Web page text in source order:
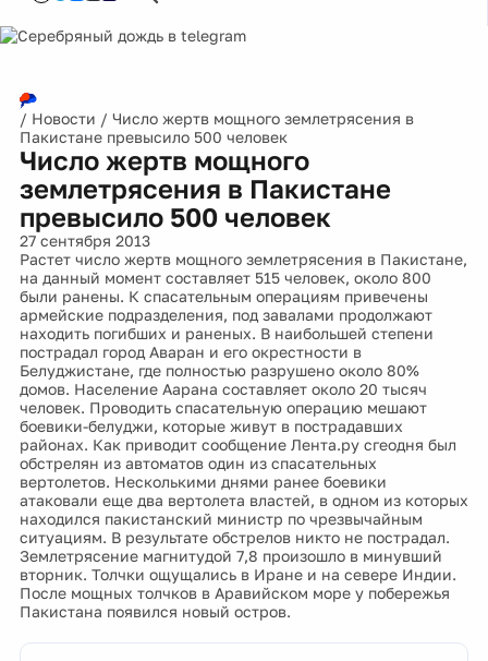
/ Новости / Число жертв мощного землетрясения в
Пакистане превысило 500 человек
Число жертв мощного
землетрясения в Пакистане
превысило 500 человек
27 сентября 2013
Растет число жертв мощного землетрясения в Пакистане,
на данный момент составляет 515 человек, около 800
были ранены. К спасательным операциям привечены
армейские подразделения, под завалами продолжают
находить погибших и раненых. В наибольшей степени
пострадал город Аваран и его окрестности в
Белуджистане, где полностью разрушено около 80%
домов. Население Аарана составляет около 20 тысяч
человек. Проводить спасательную операцию мешают
боевики-белуджи, которые живут в пострадавших
районах. Как приводит сообщение Лента.ру сгеодня был
обстрелян из автоматов один из спасательных
вертолетов. Несколькими днями ранее боевики
атаковали еще два вертолета властей, в одном из которых
находился пакистанский министр по чрезвычайным
ситуациям. В результате обстрелов никто не пострадал.
Землетрясение магнитудой 7,8 произошло в минувший
вторник. Толчки ощущались в Иране и на севере Индии.
После мощных толчков в Аравийском море у побережья
Пакистана появился новый остров.